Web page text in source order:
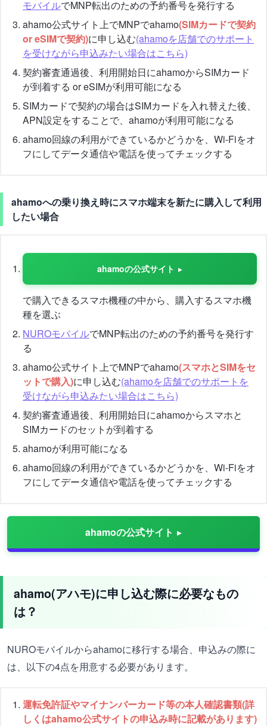
モバイルでMNP転出のための予約番号を発行する
ahamo公式サイト上でMNPでahamo(SIMカードで契約
or eSIMで契約)に申し込む(ahamoを店舗でのサポート
を受けながら申込みたい場合はこちら)
契約審査通過後、利用開始日にahamoからSIMカード
が到着する or eSIMが利用可能になる
SIMカードで契約の場合はSIMカードを入れ替えた後、
APN設定をすることで、ahamoが利用可能になる
ahamo回線の利用ができているかどうかを、Wi-Fiをオ
フにしてデータ通信や電話を使ってチェックする
ahamoへの乗り換え時にスマホ端末を新たに購入して利用
したい場合
ahamoの公式サイト
で購入できるスマホ機種の中から、購入するスマホ機
種を選ぶ
NUROモバイルでMNP転出のための予約番号を発行す
る
ahamo公式サイト上でMNPでahamo(スマホとSIMをセ
ットで購入)に申し込む(ahamoを店舗でのサポートを
受けながら申込みたい場合はこちら)
契約審査通過後、利用開始日にahamoからスマホと
SIMカードのセットが到着する
ahamoが利用可能になる
ahamo回線の利用ができているかどうかを、Wi-Fiをオ
フにしてデータ通信や電話を使ってチェックする
ahamoの公式サイト
ahamo(アハモ)に申し込む際に必要なもの
は？
NUROモバイルからahamoに移行する場合、申込みの際に
は、以下の4点を用意する必要があります。
運転免許証やマイナンバーカード等の本人確認書類(詳
しくはahamo公式サイトの申込み時に記載があります)